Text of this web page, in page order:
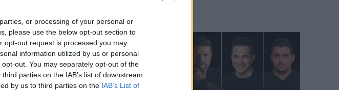
or processing of your personal or
please use the below opt-out section to
opt-out request is processed you may
information utilized by us or personal
out. You may separately opt-out of the
parties on the IAB’s list of downstream
by us to third parties on the IAB’s List of